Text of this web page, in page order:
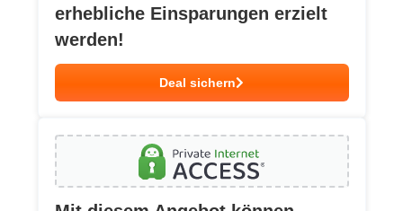
erhebliche Einsparungen erzielt
werden!
Deal sichern